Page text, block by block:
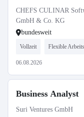
CHEFS CULINAR
GmbH & Co. KG
bundesweit
Vollzeit Flexible
06.08.2026
Business Analyst
Suri Ventures GmbH